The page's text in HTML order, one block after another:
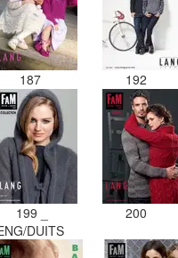
187 192
199 _
DUITS
200